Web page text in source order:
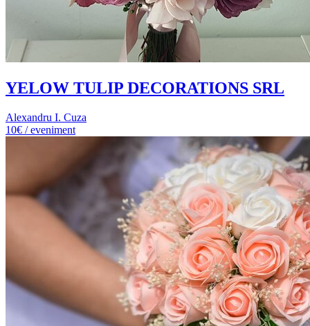
YELOW TULIP DECORATIONS SRL
Alexandru I. Cuza
10€ / eveniment